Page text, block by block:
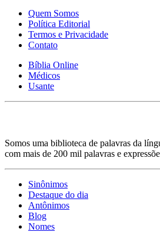
Quem Somos
Política Editorial
Termos e Privacidade
Contato
Bíblia Online
Médicos
Usante
Somos uma biblioteca de palavras da
com mais de 200 mil palavras e
Sinônimos
Destaque do dia
Antônimos
Blog
Nomes